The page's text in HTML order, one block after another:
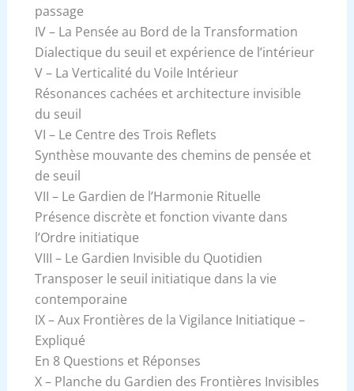
passage
IV – La Pensée au Bord de la Transformation
Dialectique du seuil et expérience de l’intérieur
V – La Verticalité du Voile Intérieur
Résonances cachées et architecture invisible
du seuil
VI – Le Centre des Trois Reflets
Synthèse mouvante des chemins de pensée et
de seuil
VII – Le Gardien de l’Harmonie Rituelle
Présence discrète et fonction vivante dans
l’Ordre initiatique
VIII – Le Gardien Invisible du Quotidien
Transposer le seuil initiatique dans la vie
contemporaine
IX – Aux Frontières de la Vigilance Initiatique –
Expliqué
En 8 Questions et Réponses
X – Planche du Gardien des Frontières Invisibles